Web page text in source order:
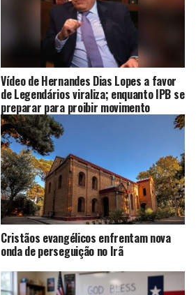
Vídeo de Hernandes Dias Lopes a favor
de Legendários viraliza; enquanto IPB se
preparar para proibir movimento
Cristãos evangélicos enfrentam nova
onda de perseguição no Irã